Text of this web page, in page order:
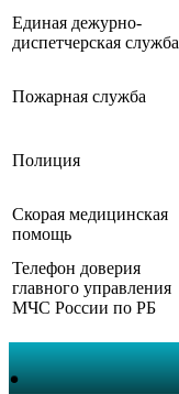
Единая дежурно-
диспетчерская служба
Пожарная служба
Полиция
Скорая медицинская
помощь
Телефон доверия
главного управления
МЧС России по РБ
.